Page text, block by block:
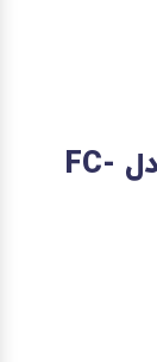
ساعت مچی مردانه فردریک کنستانت مدل FC-